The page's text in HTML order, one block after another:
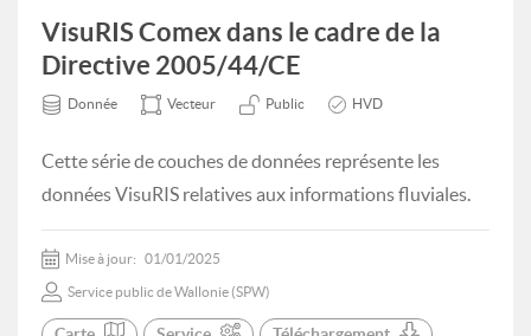
VisuRIS Comex dans le cadre de la
Directive 2005/44/CE
Donnée Vecteur Public HVD
Cette série de couches de données représente les
données VisuRIS relatives aux informations fluviales.
Mise à jour: 01/01/2025
Service public de Wallonie (SPW)